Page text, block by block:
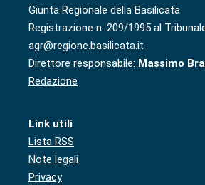
Giunta Regionale della Basilicata
Registrazione n. 209/1995 al
agr@regione.basilicata.it
Direttore responsabile: Massimo
Redazione
Link utili
Lista RSS
Note legali
Privacy